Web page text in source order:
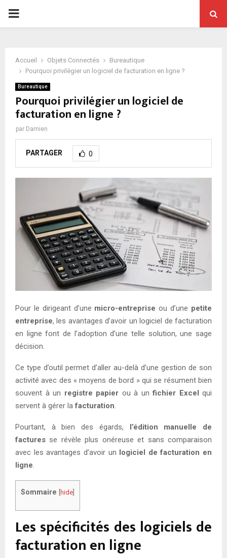
PRIMARY
Accueil Objets Connectés
Bureautique
Pourquoi privilégier un logiciel de facturation en ligne ?
Bureautique
Pourquoi privilégier un logiciel de
facturation en ligne ?
par Damien
PARTAGER 0
Pour le dirigeant d’une micro-entreprise ou d’une petite
entreprise, les avantages d’avoir un logiciel de facturation
en ligne font de l’adoption d’une telle solution, une sage
décision.
Ce type d’outil permet d’aller au-delà d’une gestion de son
activité avec des « moyens de bord » qui se résument bien
souvent à un registre papier ou à unfichier Excel
qui
servent à gérer lafacturation.
Pourtant, à bien des égards,
l’édition manuelle de
factures se révèle plus onéreuse et sans comparaison
avec les avantages d’avoir un
logiciel de facturation en
ligne.
Sommaire hide
Les spécificités des logiciels de
facturation en ligne